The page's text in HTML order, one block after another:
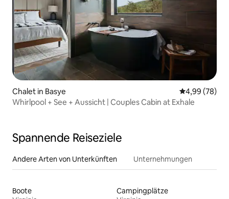
Chalet in Basye
4,99 (78)
Whirlpool + See + Aussicht | Couples Cabin at Exhale
Spannende Reiseziele
Andere Arten von Unterkünften Unternehmungen
Boote
Campingplätze